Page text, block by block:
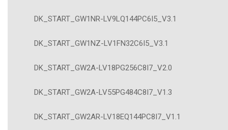
DK_START_GW1NR-LV9LQ144PC6I5_V3.1
DK_START_GW1NZ-LV1FN32C6I5_V3.1
DK_START_GW2A-LV18PG256C8I7_V2.0
DK_START_GW2A-LV55PG484C8I7_V1.3
DK_START_GW2AR-LV18EQ144PC8I7_V1.1